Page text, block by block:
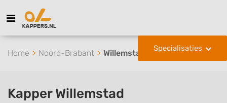
Specialisaties
Home Noord-Brabant Willemstad
Kapper Willemstad